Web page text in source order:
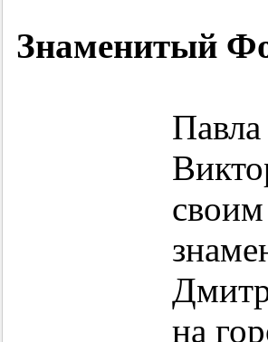
Знаменитый
на